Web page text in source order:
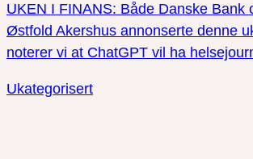
UKEN I FINANS: Både Danske Bank
Østfold Akershus annonserte denne
noterer vi at ChatGPT vil ha
Ukategorisert